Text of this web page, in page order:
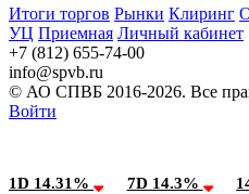
Итоги торгов Рынки Клиринг
УЦ Приемная Личный кабинет
+7 (812) 655-74-00
info@spvb.ru
© АО СПВБ 2016-2026. Все
Войти
1D 14.31% 7D 14.3%